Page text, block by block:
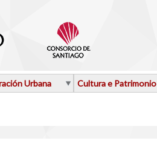
Urbana
Cultura e Patrimonio